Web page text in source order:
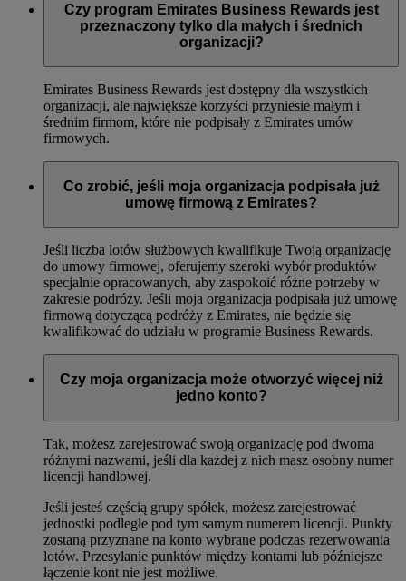
Czy program Emirates Business Rewards jest
przeznaczony tylko dla małych i średnich
organizacji?
Emirates Business Rewards jest dostępny dla wszystkich
organizacji, ale największe korzyści przyniesie małym i
średnim firmom, które nie podpisały z Emirates umów
firmowych.
Co zrobić, jeśli moja organizacja podpisała już
umowę firmową z Emirates?
Jeśli liczba lotów służbowych kwalifikuje Twoją organizację
do umowy firmowej, oferujemy szeroki wybór produktów
specjalnie opracowanych, aby zaspokoić różne potrzeby w
zakresie podróży. Jeśli moja organizacja podpisała już umowę
firmową dotyczącą podróży z Emirates, nie będzie się
kwalifikować do udziału w programie Business Rewards.
Czy moja organizacja może otworzyć więcej niż
jedno konto?
Tak, możesz zarejestrować swoją organizację pod dwoma
różnymi nazwami, jeśli dla każdej z nich masz osobny numer
licencji handlowej.
Jeśli jesteś częścią grupy spółek, możesz zarejestrować
jednostki podległe pod tym samym numerem licencji. Punkty
zostaną przyznane na konto wybrane podczas rezerwowania
lotów. Przesyłanie punktów między kontami lub późniejsze
łączenie kont nie jest możliwe.